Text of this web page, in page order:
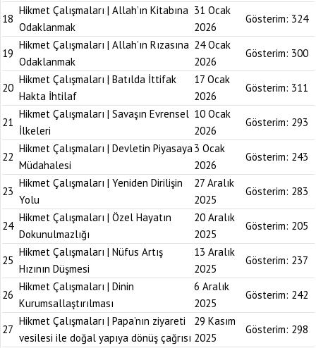
18
Hikmet Çalışmaları | Allah’ın Kitabına
Odaklanmak
31 Ocak
2026
Gösterim: 324
19
Hikmet Çalışmaları | Allah’ın Rızasına
Odaklanmak
24 Ocak
2026
Gösterim: 300
20
Hikmet Çalışmaları | Batılda İttifak
Hakta İhtilaf
17 Ocak
2026
Gösterim: 311
21
Hikmet Çalışmaları | Savaşın Evrensel
İlkeleri
10 Ocak
2026
Gösterim: 293
22
Hikmet Çalışmaları | Devletin Piyasaya
Müdahalesi
3 Ocak
2026
Gösterim: 243
23
Hikmet Çalışmaları | Yeniden Dirilişin
Yolu
27 Aralık
2025
Gösterim: 283
24
Hikmet Çalışmaları | Özel Hayatın
Dokunulmazlığı
20 Aralık
2025
Gösterim: 205
25
Hikmet Çalışmaları | Nüfus Artış
Hızının Düşmesi
13 Aralık
2025
Gösterim: 237
26
Hikmet Çalışmaları | Dinin
Kurumsallaştırılması
6 Aralık
2025
Gösterim: 242
27
Hikmet Çalışmaları | Papa’nın ziyareti
vesilesi ile doğal yapıya dönüş çağrısı
29 Kasım
2025
Gösterim: 298